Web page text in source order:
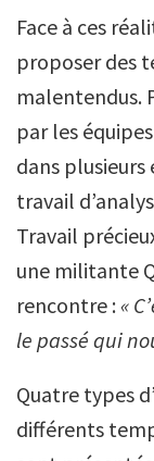
Face à ces
proposer des
malentendus.
par les
dans plusieurs
travail
Travail
une militante
rencontre : «
le passé qui
Quatre types
différents